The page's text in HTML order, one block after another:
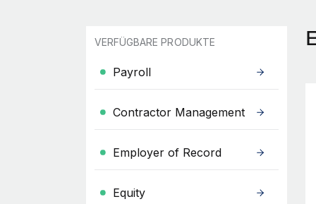
VERFÜGBARE PRODUKTE
Payroll
Contractor Management
Employer of Record
Equity